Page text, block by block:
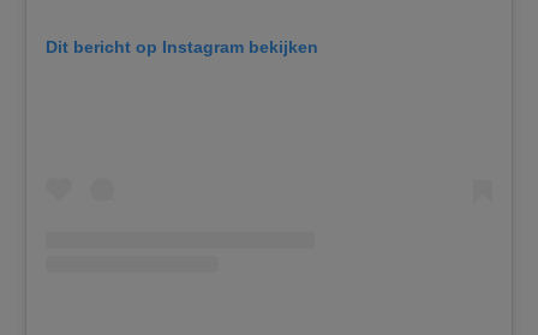
Dit bericht op Instagram bekijken